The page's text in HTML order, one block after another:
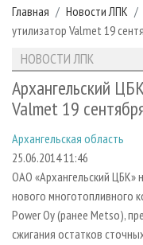
РУБРИКИ ЖУРНАЛА
ЛЕСОЗАГОТОВКА
ЛЕСОПИЛЕНИЕ
СУШКА ДРЕВЕСИНЫ
ПРОИЗВОДСТВО
ДЕРЕВЯННОЕ
ПРОИЗВОДСТВО
НОВОСТИ
НОВОСТИ ЛПК
НОВОСТИ ЖУРНАЛА
ПРОЕКТЫ ЛПИ
АНАЛИТИКА
ПРЕДПРИЯТИЯ ЛПК
ПЕРСОНЫ
МОБИЛЬНЫЕ
ОФИЦИАЛЬНЫЕ
ПРИОРИТЕТНЫЕ
АРХИВ ЖУРНАЛОВ
О ЖУРНАЛЕ
ПОДПИСКА
КОНТАКТЫ
РЕКЛАМОДАТЕЛЯМ
РЕКЛАМА
РЕКЛАМА НА САЙТЕ
Главная Новости ЛПК
утилизатор Valmet 19
НОВОСТИ ЛПК
Архангельский
Valmet 19
Архангельская область
25.06.2014 11:46
ОАО «Архангельский ЦБК»
нового многотопливного
Power Oy (ранее Metso),
сжигания остатков